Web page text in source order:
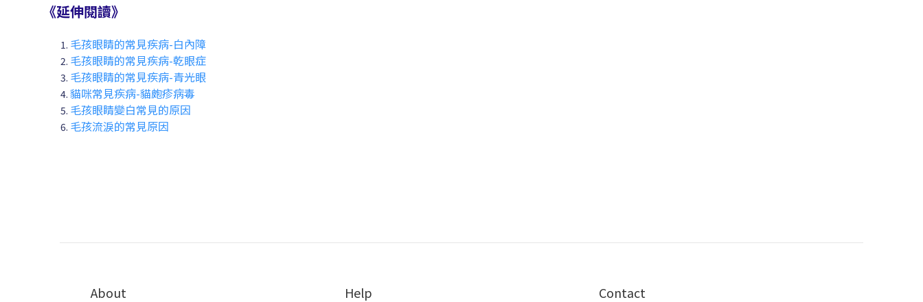
《延伸閱讀》
毛孩眼睛的常見疾病-白內障
毛孩眼睛的常見疾病-乾眼症
毛孩眼睛的常見疾病-青光眼
貓咪常見疾病-貓皰疹病毒
毛孩眼睛變白常見的原因
毛孩流淚的常見原因
About Help Contact